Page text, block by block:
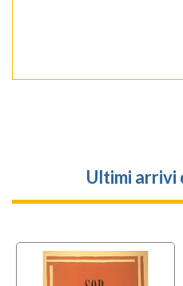
Ultimi arrivi